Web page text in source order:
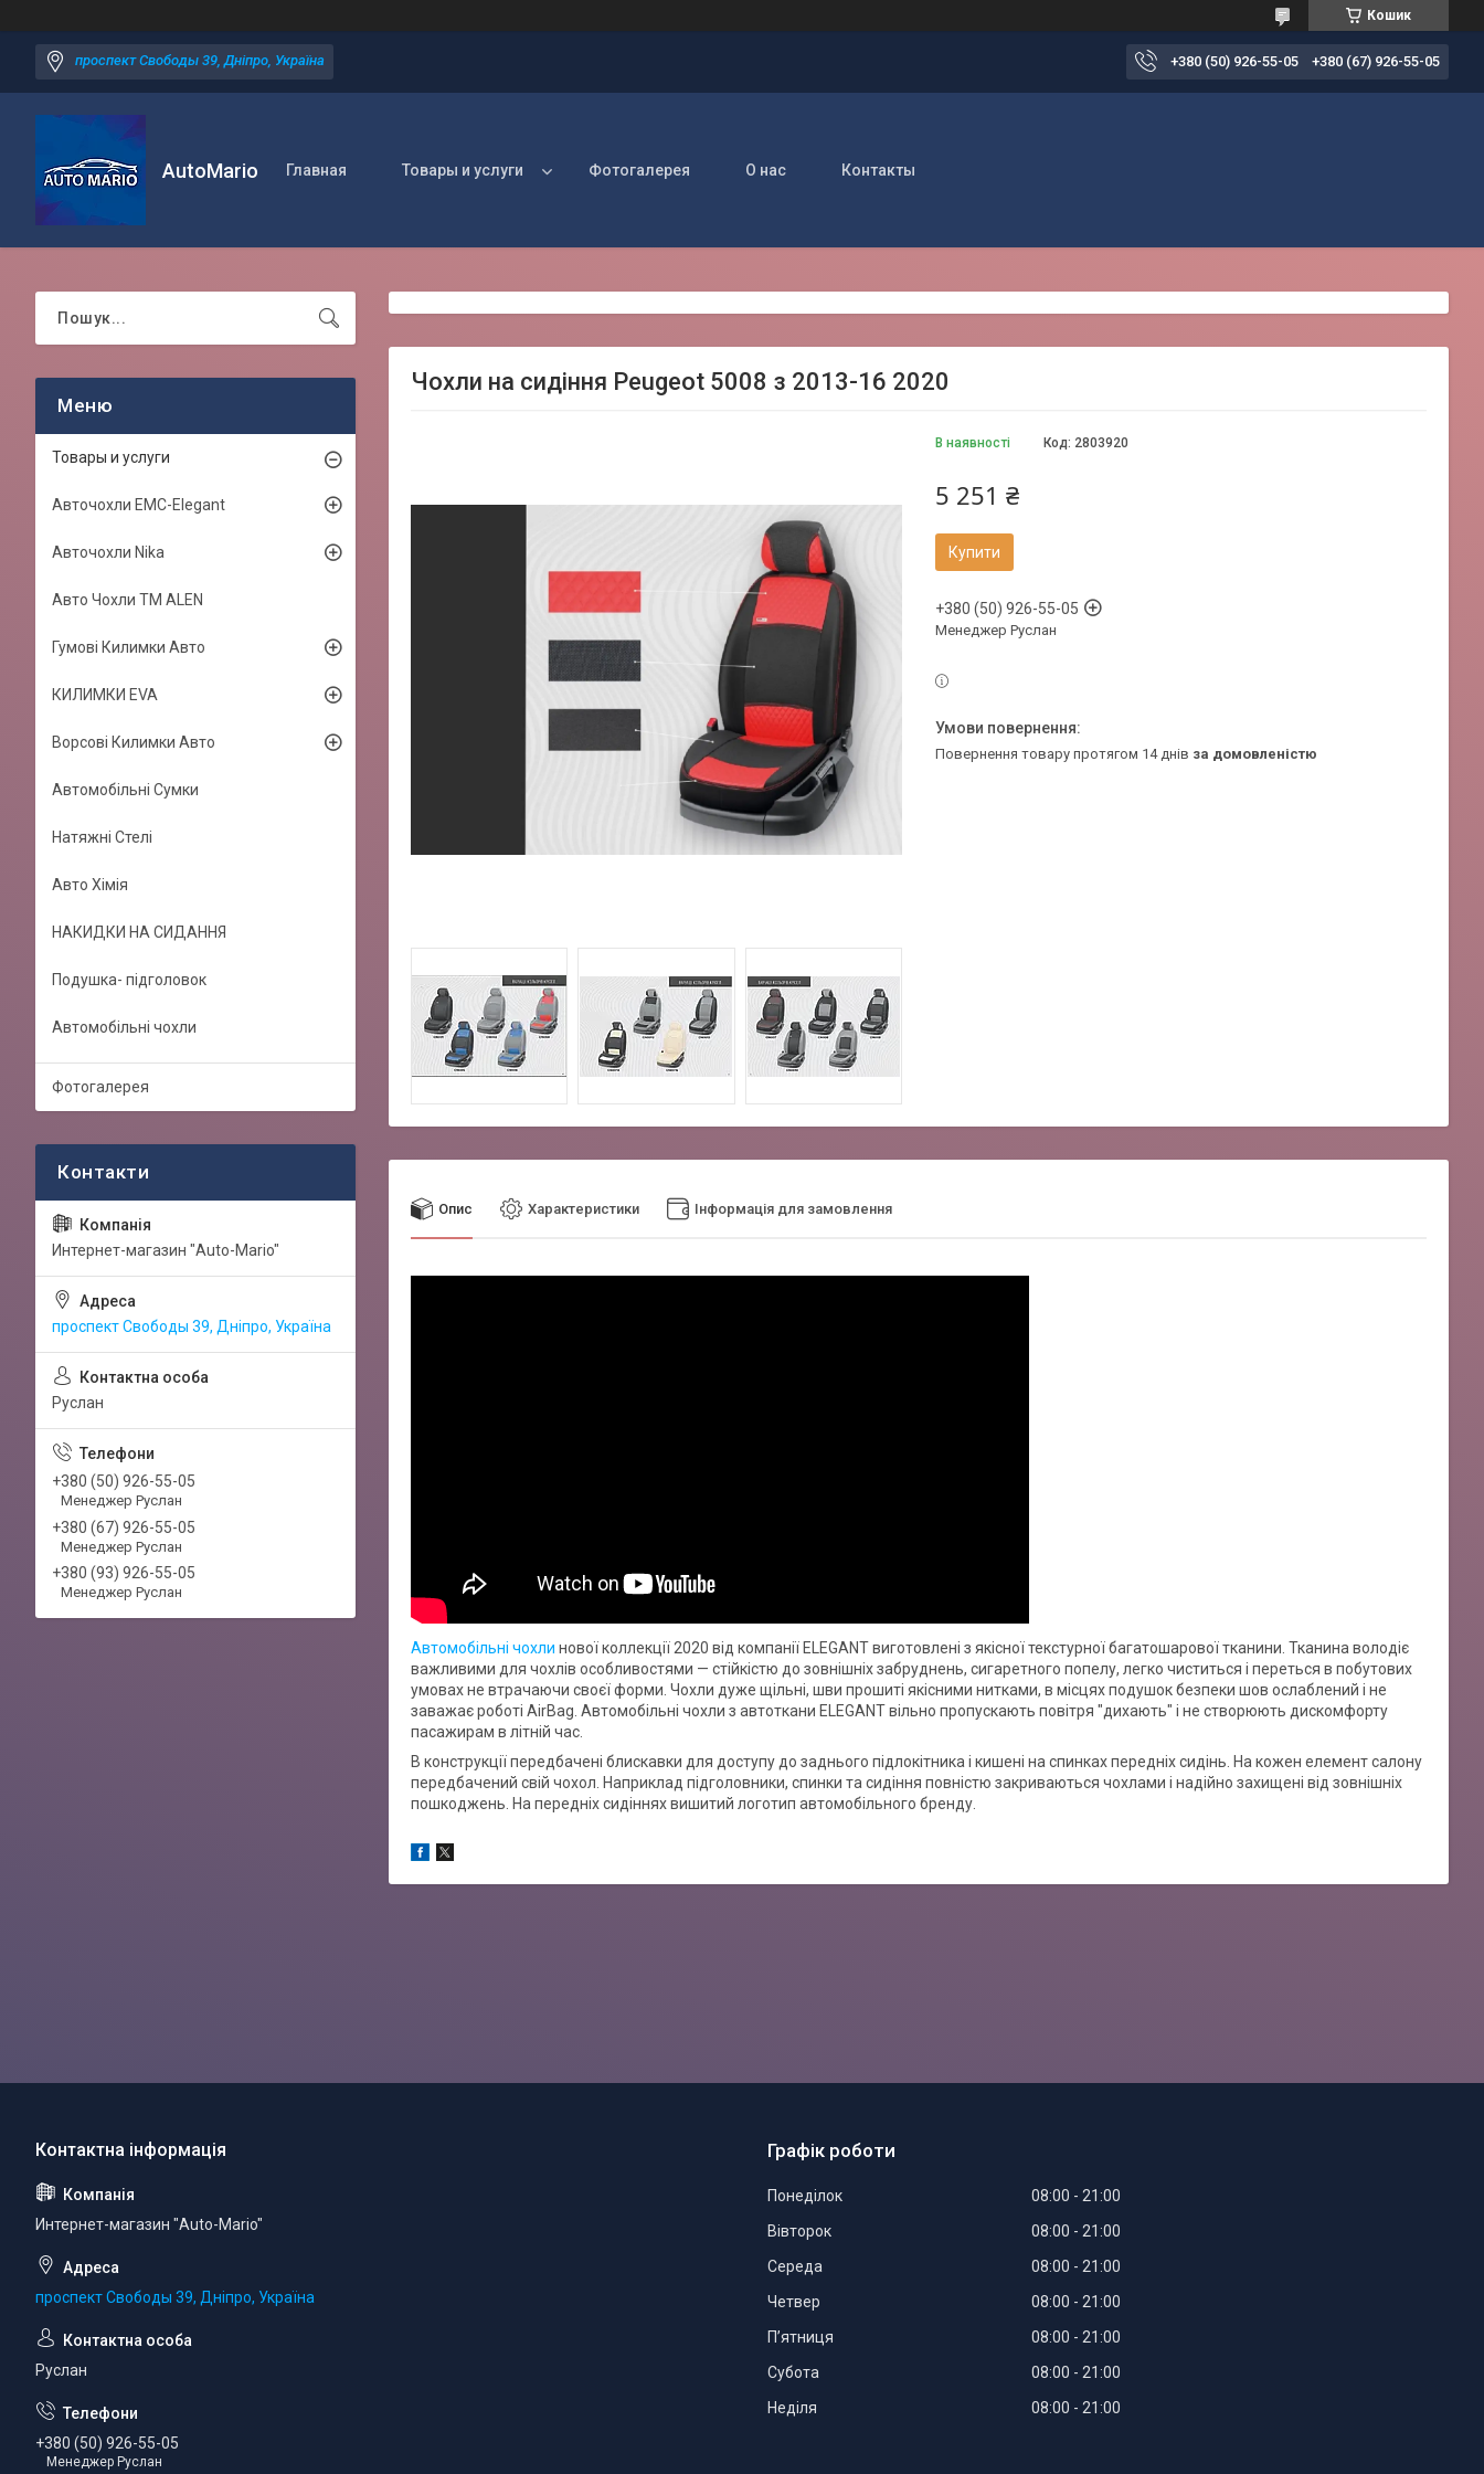
Кошик
проспект Свободы 39, Дніпро, Україна +380 (50) 926-55-05 +380 (67) 926-55-05
AutoMario Главная Товары и услуги Фотогалерея О нас Контакты
Чохли на сидіння Peugeot 5008 з 2013-16 2020
В наявності Код: 2803920
5 251 ₴
Купити
+380 (50) 926-55-05
Менеджер Руслан
повернення товару протягом 14 днів за домовленістю
Опис Характеристики Інформація для замовлення
Автомобільні чохли нової коллекції 2020 від компанії ELEGANT виготовлені з якісної текстурної багатошарової тканини. Тканина володіє
важливими для чохлів особливостями — стійкістю до зовнішніх забруднень, сигаретного попелу, легко чиститься і переться в побутових
умовах не втрачаючи своєї форми. Чохли дуже щільні, шви прошиті якісними нитками, в місцях подушок безпеки шов ослаблений і не
заважає роботі AirBag. Автомобільні чохли з автоткани ELEGANT вільно пропускають повітря "дихають" і не створюють дискомфорту
пасажирам в літній час.
В конструкції передбачені блискавки для доступу до заднього підлокітника і кишені на спинках передніх сидінь. На кожен елемент салону
передбачений свій чохол. Наприклад підголовники, спинки та сидіння повністю закриваються чохлами і надійно захищені від зовнішніх
пошкоджень. На передніх сидіннях вишитий логотип автомобільного бренду.
Товары и услуги
Авточохли EMC-Elegant
Авточохли Nika
Авто Чохли TM ALEN
Гумові Килимки Авто
КИЛИМКИ EVA
Ворсові Килимки Авто
Автомобільні Сумки
Натяжні Стелі
Авто Хімія
НАКИДКИ НА СИДАННЯ
Подушка- підголовок
Автомобільні чохли
Фотогалерея
Интернет-магазин "Auto-Mario"
проспект Свободы 39, Дніпро, Україна
Руслан
+380 (50) 926-55-05
Менеджер Руслан
+380 (67) 926-55-05
Менеджер Руслан
+380 (93) 926-55-05
Менеджер Руслан
Интернет-магазин "Auto-Mario"
проспект Свободы 39, Дніпро, Україна
Руслан
+380 (50) 926-55-05
Менеджер Руслан
Графік роботи
Понеділок 08:00
21:00
Вівторок
08:00
21:00
Середа
08:00
21:00
Четвер
08:00
21:00
Пʼятниця
08:00
21:00
Субота
08:00
21:00
Неділя
08:00 21:00